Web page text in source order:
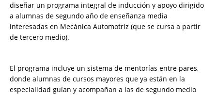
diseñar un programa integral de inducción y apoyo dirigido
a alumnas de segundo año de enseñanza media
interesadas en Mecánica Automotriz (que se cursa a partir
de tercero medio).
El programa incluye un sistema de mentorías entre pares,
donde alumnas de cursos mayores que ya están en la
especialidad guían y acompañan a las de segundo medio